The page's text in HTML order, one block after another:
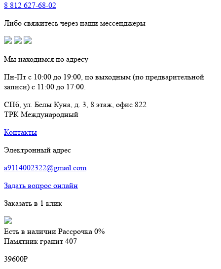
8 812 627-68-02
Либо свяжитесь через наши мессенджеры
Мы находимся по адресу
Пн-Пт с 10:00 до 19:00, по выходным (по предварительной
записи) с 11:00 до 17:00.
СПб, ул. Белы Куна, д. 3, 8 этаж, офис 822
ТРК Международный
Контакты
Электронный адрес
a9114002322@gmail.com
Задать вопрос онлайн
Заказать в 1 клик
Есть в наличии Рассрочка 0%
Памятник гранит 407
39600₽